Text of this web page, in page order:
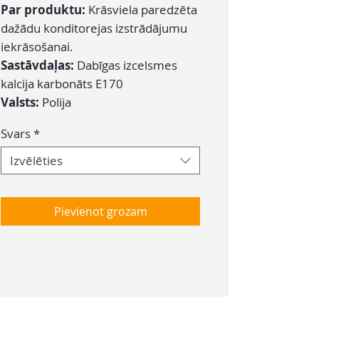
Par produktu: Krāsviela paredzēta
dažādu konditorejas izstrādājumu
iekrāsošanai.
Sastāvdaļas: Dabīgas izcelsmes
kalcija karbonāts E170
Valsts: Polija
Svars*
Izvēlēties
Pievienot grozam